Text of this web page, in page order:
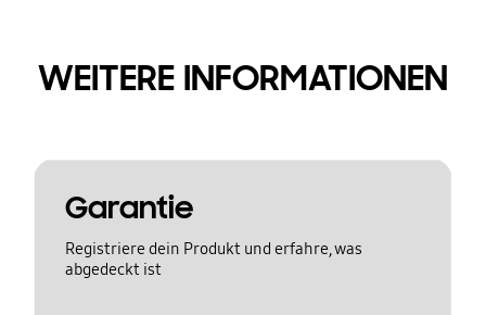
WEITERE INFORMATIONEN
Garantie
Registriere dein Produkt und erfahre, was
abgedeckt ist